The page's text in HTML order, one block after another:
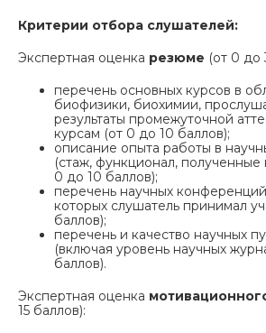
Критерии отбора слушателей:
Экспертная оценка резюме (от 0 до
перечень основных курсов в
биофизики, биохимии,
результаты промежуточной
курсам (от 0 до 10 баллов);
описание опыта работы в
(стаж, функционал,
0 до 10 баллов);
перечень научных
которых слушатель принимал
баллов);
перечень и качество научных
(включая уровень научных
баллов).
Экспертная оценка
15 баллов):